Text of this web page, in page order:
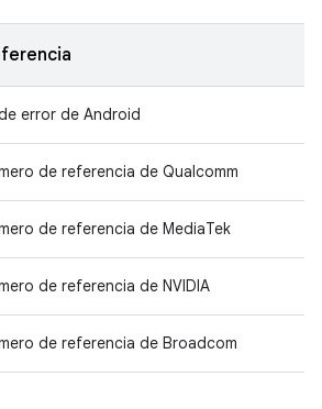
error de Android
de referencia de Qualcomm
de referencia de MediaTek
de referencia de NVIDIA
de referencia de Broadcom